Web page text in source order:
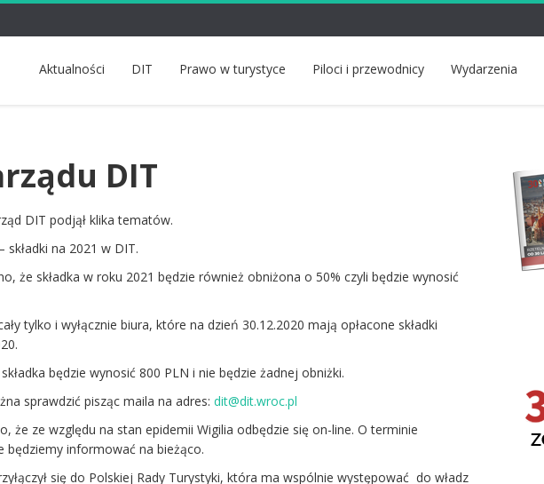
Aktualności DIT Prawo w turystyce Piloci i przewodnicy Wydarzenia
DIT
DIT podjął klika tematów.
składki na 2021 w DIT.
że składka w roku 2021 będzie również obniżona o 50% czyli będzie wynosić
tylko i wyłącznie biura, które na dzień 30.12.2020 mają opłacone składki
będzie wynosić 800 PLN i nie będzie żadnej obniżki.
sprawdzić pisząc maila na adres:dit@dit.wroc.pl
że ze względu na stan epidemii Wigilia odbędzie się on-line. O terminie
informować na bieżąco.
się do Polskiej Rady Turystyki, która ma wspólnie występować do władz